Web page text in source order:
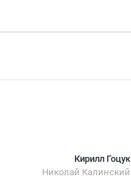
Кирилл Гоцук
Николай Калинский